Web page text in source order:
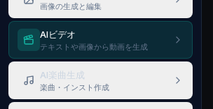
画像の生成と編集
AIビデオ
テキストや画像から動画を生成
AI楽曲生成
楽曲・インスト作成